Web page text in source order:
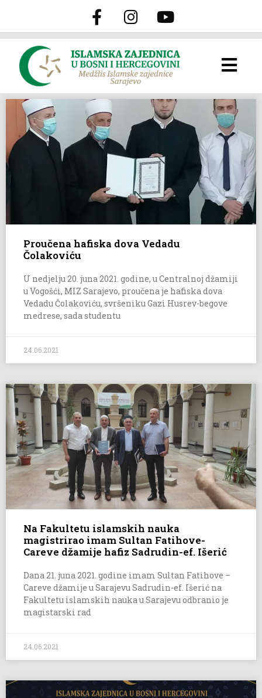
Proučena hafiska dova Vedadu
Čolakoviću
U nedjelju 20. juna 2021. godine, u Centralnoj džamiji
u Vogošći, MIZ Sarajevo, proučena je hafiska dova
Vedadu Čolakoviću, svršeniku Gazi Husrev-begove
medrese, sada studentu
24.06.2021
Na Fakultetu islamskih nauka
magistrirao imam Sultan Fatihove-
Careve džamije hafiz Sadrudin-ef. Išerić
Dana 21. juna 2021. godine imam Sultan Fatihove –
Careve džamije u Sarajevu Sadrudin-ef. Išerić na
Fakultetu islamskih nauka u Sarajevu odbranio je
magistarski rad
24.06.2021